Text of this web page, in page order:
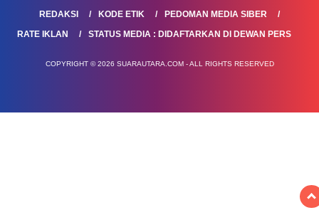
REDAKSI KODE ETIK
PEDOMAN MEDIA SIBER
RATE IKLAN
STATUS MEDIA : DIDAFTARKAN DI DEWAN PERS
COPYRIGHT © 2026 SUARAUTARA.COM - ALL RIGHTS RESERVED